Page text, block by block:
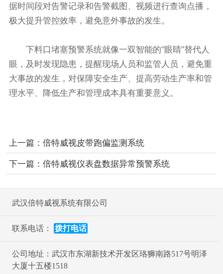
据时间段对告警记录和告警截图、视频进行查询点播，
极大提升管控效率，避免意外事故的发生。
下料口堵塞预警系统就像一双智能的“眼睛”替代人
眼，及时发现隐患，提醒现场人员和监管人员，避免重
大事故的发生，对保障安全生产、提高劳动生产率和管
理水平、降低生产和管理成本具有重要意义。
上一篇： 倍特威视皮带跑偏监测系统
下一篇： 倍特威视仪表盘数据异常预警系统
武汉倍特威视系统有限公司
联系电话： 拨打电话
公司地址：武汉市东湖新技术开发区珞狮南路517号明泽
大厦十五楼1518